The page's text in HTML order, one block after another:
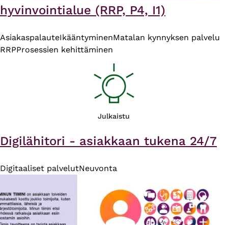
hyvinvointialue (RRP, P4, I1)
AsiakaspalauteIkääntyminenMatalan kynnyksen palvelu
RRPProsessien kehittäminen
Julkaistu
Digilähitori - asiakkaan tukena 24/7
Digitaaliset palvelutNeuvonta